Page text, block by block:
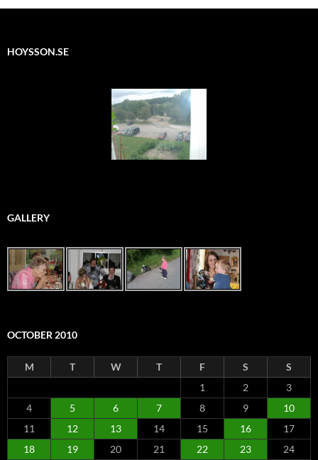
HOYSSON.SE
GALLERY
OCTOBER 2010
M T W T F S
S
1
2
3
4
5 6 7 8 9
10
11
12 13 14 15 16
17
18
19 20 21 22 23 24